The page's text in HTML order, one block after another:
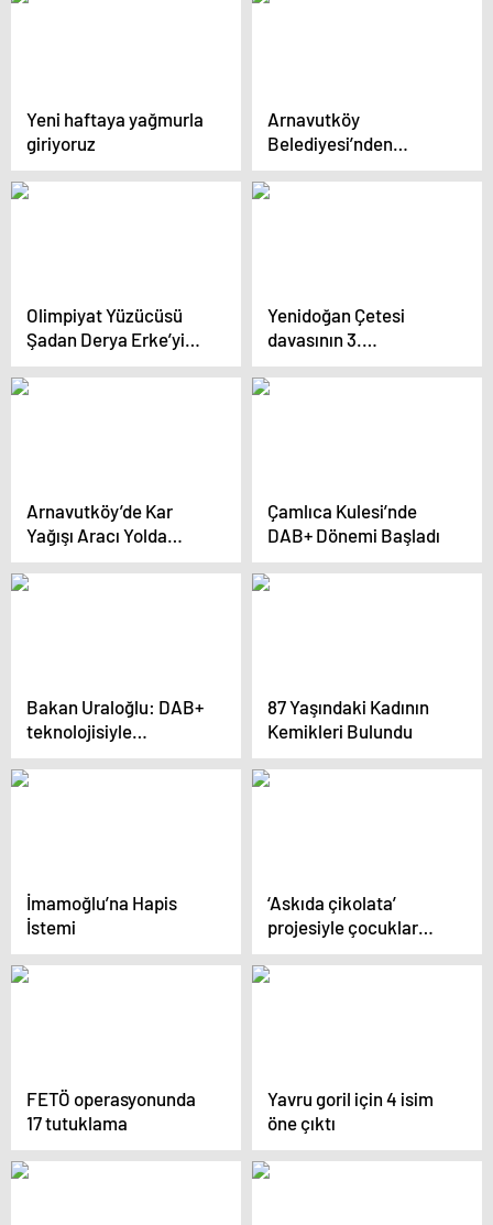
Yeni haftaya yağmurla
giriyoruz
Arnavutköy
Belediyesi’nden
Üniversite
Öğrencilerine Ulaşım
Olimpiyat Yüzücüsü
Şadan Derya Erke’yi
Uğurladık
Yenidoğan Çetesi
davasının 3.
duruşmasının 2.
gününde mahkeme
Arnavutköy’de Kar
Yağışı Aracı Yolda
Bıraktı
Çamlıca Kulesi’nde
DAB+ Dönemi Başladı
Bakan Uraloğlu: DAB+
teknolojisiyle
İstanbul’a 448 yeni
radyo frekansı
87 Yaşındaki Kadının
Kemikleri Bulundu
İmamoğlu’na Hapis
İstemi
‘Askıda çikolata’
projesiyle çocuklar
çikolataya doyacak
FETÖ operasyonunda
17 tutuklama
Yavru goril için 4 isim
öne çıktı